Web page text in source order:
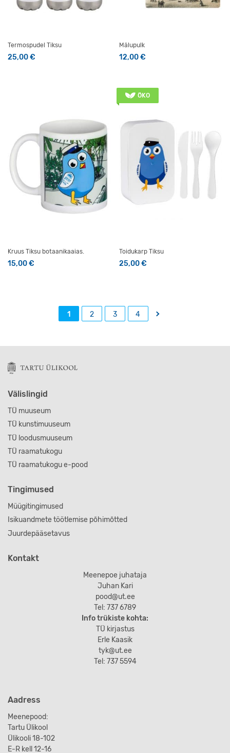
Termospudel Tiksu
25,00€
Mälupulk
12,00€
Kruus Tiksu botaanikaaias.
15,00€
ÖKO
Toidukarp Tiksu
25,00€
1 2 3 4 →
Välislingid
TÜ muuseum
TÜ kunstimuuseum
TÜ loodusmuuseum
TÜ raamatukogu
TÜ raamatukogu e-pood
Tingimused
Müügitingimused
Isikuandmete töötlemise põhimõtted
Juurdepääsetavus
Kontakt
Meenepoe juhataja
Juhan Kari
pood@ut.ee
Tel: 737 6789
Info trükiste kohta:
TÜ kirjastus
Erle Kaasik
tyk@ut.ee
Tel: 737 5594
Aadress
Meenepood:
Tartu Ülikool
Ülikooli 18-102
E-R kell 12-16